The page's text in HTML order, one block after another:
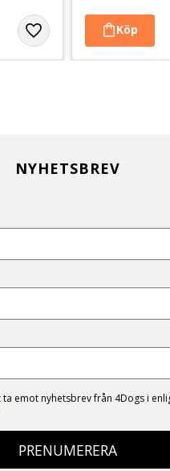
NYHETSBREV
ta emot nyhetsbrev från 4Dogs i
PRENUMERERA